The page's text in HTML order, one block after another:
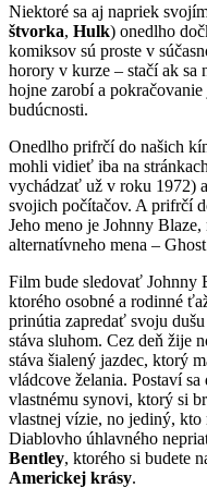
Niektoré sa aj napriek
štvorka, Hulk) onedlho
komiksov sú proste v
horory v kurze – stačí ak sa
hojne zarobí a
budúcnosti.
Onedlho prifrčí do našich
mohli vidieť iba na
vychádzať už v roku 1972)
svojich počítačov. A prifrčí
Jeho meno je Johnny
alternatívneho mena –
Film bude sledovať Johnny
ktorého osobné a rodinné
prinútia zapredať svoju
stáva sluhom. Cez deň žije
stáva šialený jazdec, ktorý
vládcove želania. Postaví
vlastnému synovi, ktorý si
vlastnej vízie, no jediný, kto
Diablovho úhlavného
Bentley, ktorého si budete
Americkej krásy.